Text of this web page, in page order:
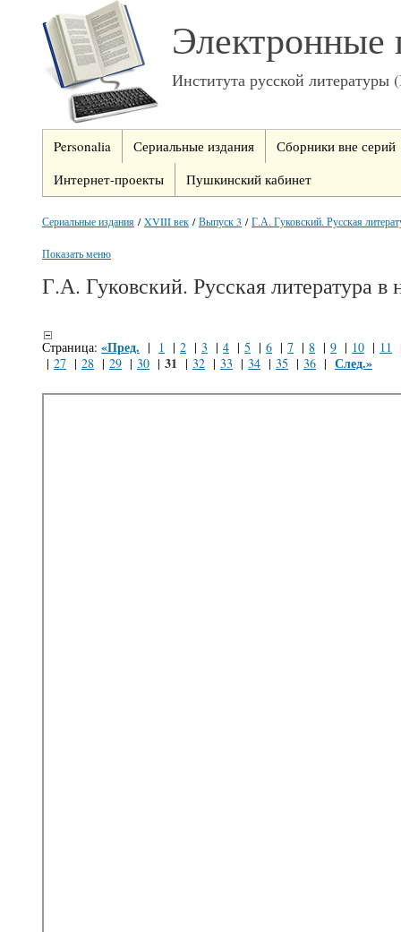
Электронные
Института русской
Personalia Сериальные издания
Сборники вне серий
Интернет-проекты
Пушкинский кабинет
Сериальные издания /XVIII век /Выпуск 3 /Г.А. Гуковский. Русская
Показать меню
Г.А. Гуковский. Русская литература
Страница: «Пред. | 1 | 2 | 3 | 4 | 5 | 6 | 7 | 8 | 9 | 10 | 11
| 27 | 28 | 29 | 30 | 31 | 32 | 33 | 34 | 35 | 36 | След.»